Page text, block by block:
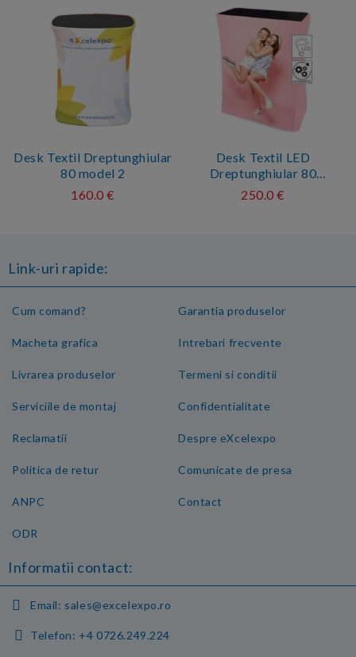
Desk Textil Dreptunghiular
80 model 2
160.0 €
Desk Textil LED
Dreptunghiular 80
(Automatic)
250.0 €
Link-uri rapide:
Cum comand?
Macheta grafica
Livrarea produselor
Serviciile de montaj
Garantia produselor
Intrebari frecvente
Termeni si conditii
Confidentialitate
Reclamatii
Politica de retur
ANPC
ODR
Despre eXcelexpo
Comunicate de presa
Contact
Informatii contact:
Email: sales@excelexpo.ro
Telefon: +4 0726.249.224